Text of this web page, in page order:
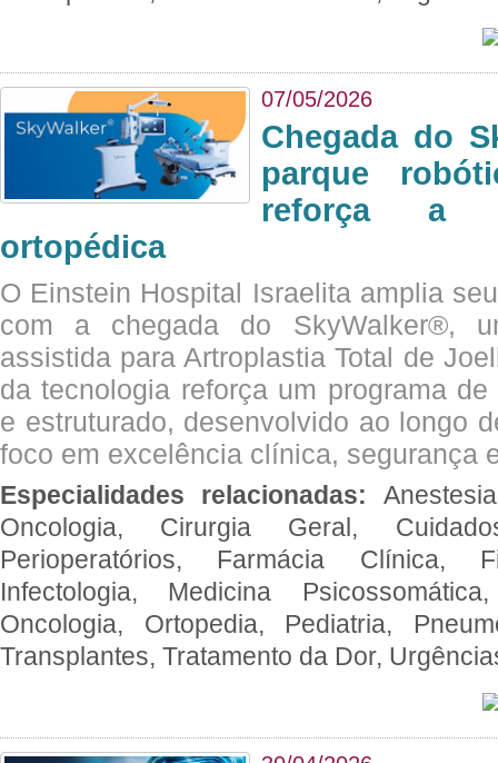
07/05/2026
Chegada do
parque
reforça a
ortopédica
O Einstein Hospital Israelita amplia
com a chegada do SkyWalker®,
assistida para Artroplastia Total de
da tecnologia reforça um programa
e estruturado, desenvolvido ao longo
foco em excelência clínica, segurança
Especialidades relacionadas:
Oncologia, Cirurgia Geral,
Perioperatórios, Farmácia Clínica,
Infectologia, Medicina
Oncologia, Ortopedia, Pediatria,
Transplantes, Tratamento da Dor,